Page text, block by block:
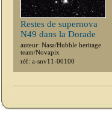
Restes de supernova
N49 dans la Dorade
auteur: Nasa/Hubble heritage
team/Novapix
réf: a-snv11-00100